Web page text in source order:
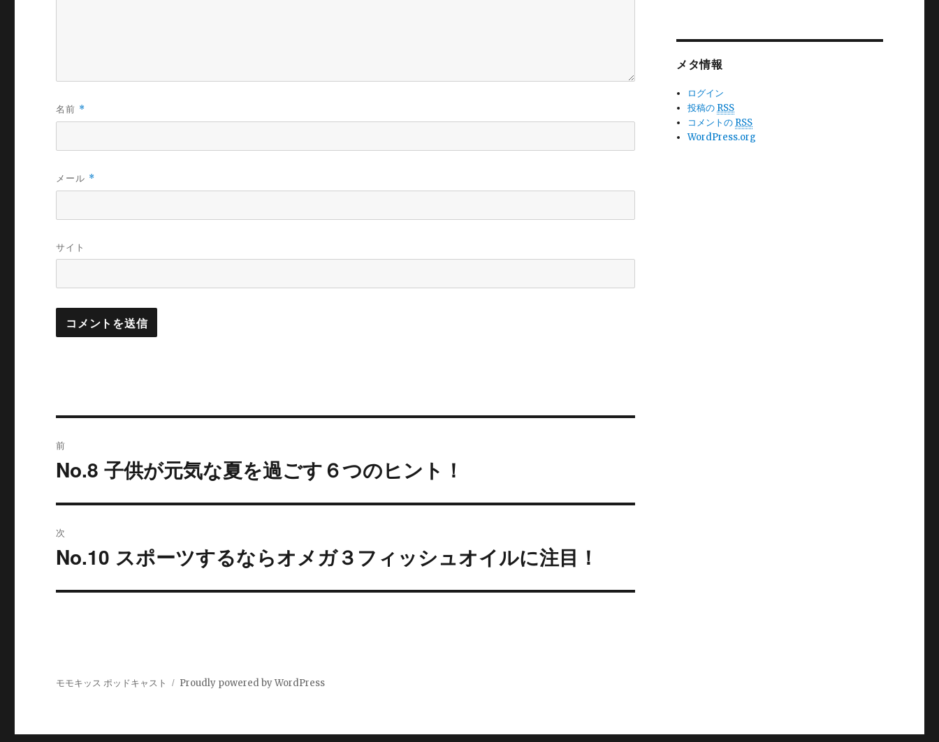
名前 *
メール *
サイト
稿
ゲ
前
過
の
投
No.8 子供が元気な夏を過ごす６つのヒント！
次
次
投
No.10 スポーツするならオメガ３フィッシュオイルに注目！
メタ情報
ログイン
投稿の RSS
コメントの RSS
WordPress.org
モモキッス ポッドキャスト Proudly powered by WordPress